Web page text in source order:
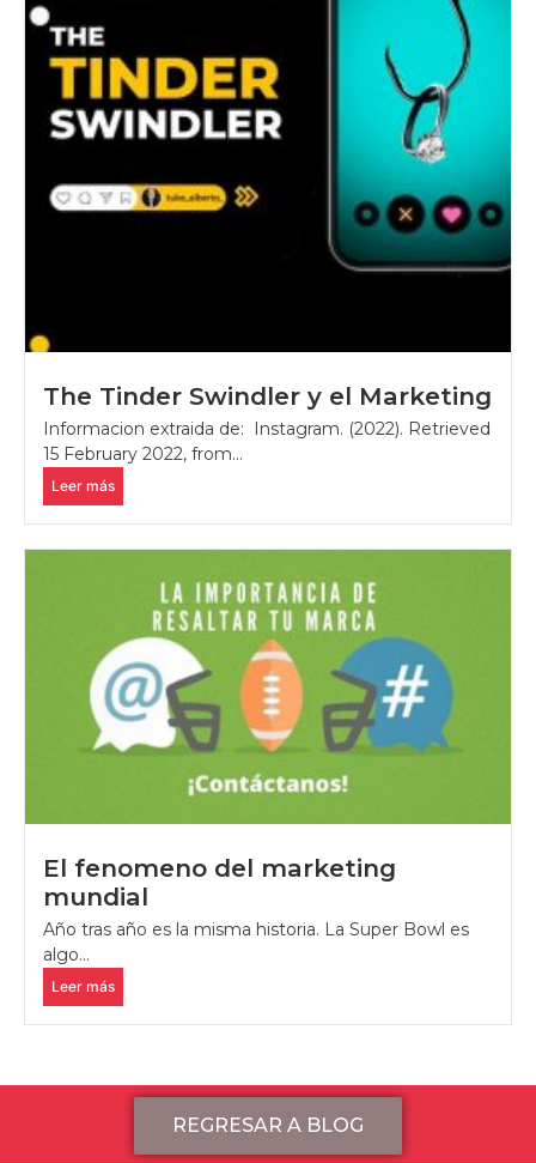
The Tinder Swindler y el Marketing
Informacion extraida de: Instagram. (2022). Retrieved
15 February 2022, from...
Leer más
El fenomeno del marketing
mundial
Año tras año es la misma historia. La Super Bowl es
algo...
Leer más
REGRESAR A BLOG